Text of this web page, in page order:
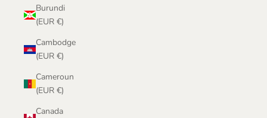
Burundi
(EUR €)
Cambodge
(EUR €)
Cameroun
(EUR €)
Canada